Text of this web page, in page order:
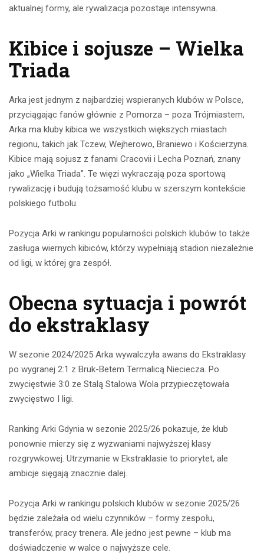
aktualnej formy, ale rywalizacja pozostaje intensywna.
Kibice i sojusze – Wielka
Triada
Arka jest jednym z najbardziej wspieranych klubów w Polsce,
przyciągając fanów głównie z Pomorza – poza Trójmiastem,
Arka ma kluby kibica we wszystkich większych miastach
regionu, takich jak Tczew, Wejherowo, Braniewo i Kościerzyna.
Kibice mają sojusz z fanami Cracovii i Lecha Poznań, znany
jako „Wielka Triada”. Te więzi wykraczają poza sportową
rywalizację i budują tożsamość klubu w szerszym kontekście
polskiego futbolu.
Pozycja Arki w rankingu popularności polskich klubów to także
zasługa wiernych kibiców, którzy wypełniają stadion niezależnie
od ligi, w której gra zespół.
Obecna sytuacja i powrót
do ekstraklasy
W sezonie 2024/2025 Arka wywalczyła awans do Ekstraklasy
po wygranej 2:1 z Bruk-Betem Termalicą Nieciecza. Po
zwycięstwie 3:0 ze Stalą Stalowa Wola przypieczętowała
zwycięstwo I ligi.
Ranking Arki Gdynia w sezonie 2025/26 pokazuje, że klub
ponownie mierzy się z wyzwaniami najwyższej klasy
rozgrywkowej. Utrzymanie w Ekstraklasie to priorytet, ale
ambicje sięgają znacznie dalej.
Pozycja Arki w rankingu polskich klubów w sezonie 2025/26
będzie zależała od wielu czynników – formy zespołu,
transferów, pracy trenera. Ale jedno jest pewne – klub ma
doświadczenie w walce o najwyższe cele.